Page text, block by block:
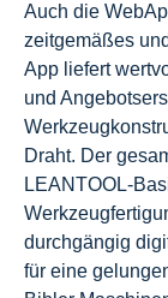
Auch die
zeitgemäßes
App liefert
und
Draht. Der
LEANTOOL-
durchgängig
für eine